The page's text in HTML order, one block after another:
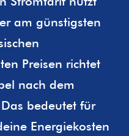
am günstigsten
Preisen richtet
nach dem
bedeutet für
Energiekosten